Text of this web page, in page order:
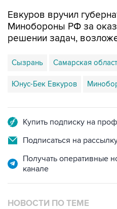
Евкуров вручил
Минобороны РФ за
решении задач,
Сызрань Самарская
Юнус-Бек Евкуров
Купить подписку на
Подписаться на
Получать оперативные
канале
НОВОСТИ ПО ТЕМЕ